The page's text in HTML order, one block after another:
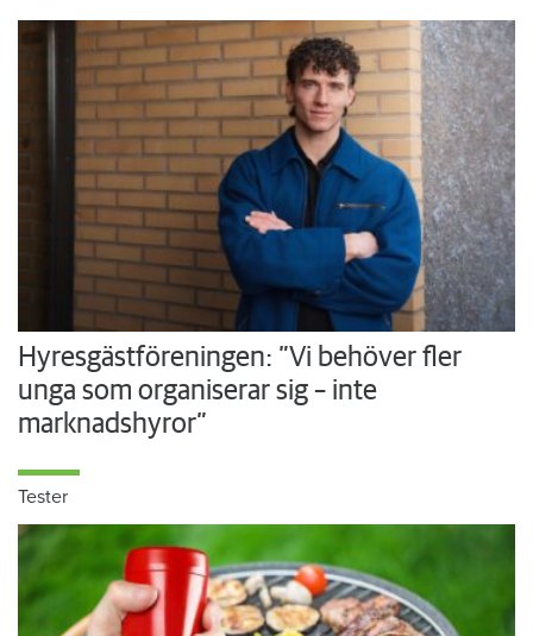
Hyresgästföreningen: ”Vi behöver fler
unga som organiserar sig – inte
marknadshyror”
Tester